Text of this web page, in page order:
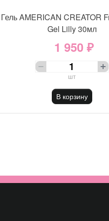
Гель AMERICAN CREATOR
Gel Lilly 30мл
1 950 ₽
шт
В корзину